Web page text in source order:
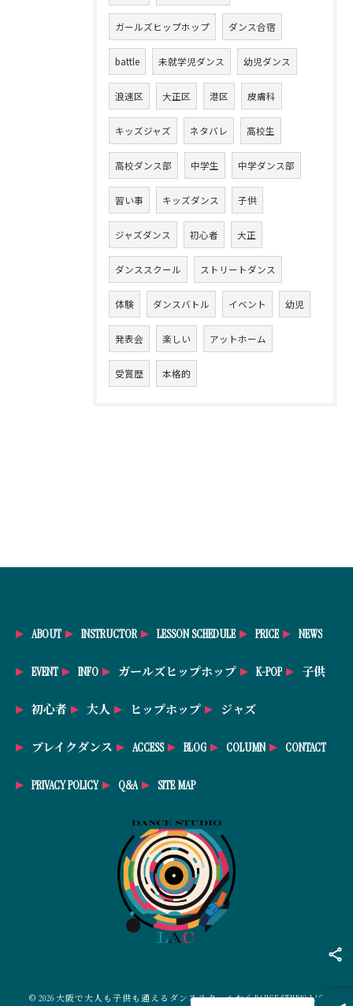
ガールズヒップホップ ダンス合宿
battle 未就学児ダンス 幼児ダンス
浪速区 大正区 港区 皮膚科
キッズジャズ ネタバレ 高校生
高校ダンス部 中学生 中学ダンス部
習い事 キッズダンス 子供
ジャズダンス 初心者 大正
ダンススクール ストリートダンス
体験 ダンスバトル イベント 幼児
発表会 楽しい アットホーム
受賞歴 本格的
ABOUT INSTRUCTOR LESSON SCHEDULE PRICE NEWS
EVENT INFO ガールズヒップホップ K-POP 子供
初心者 大人 ヒップホップ ジャズ
ブレイクダンス ACCESS BLOG COLUMN CONTACT
PRIVACY POLICY Q&A SITE MAP
© 2026 大阪で大人も子供も通えるダンススクールならDANCE STUDIO LAC